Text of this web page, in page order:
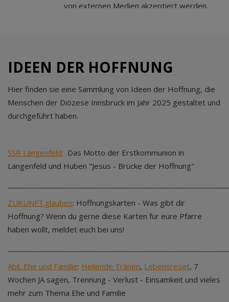
von externen Medien akzeptiert werden,
IDEEN DER HOFFNUNG
Hier finden sie eine Sammlung von Ideen der Hoffnung, die
Menschen der Diözese Innsbruck im Jahr 2025 gestaltet und
durchgeführt haben.
SSR Längenfeld: Das Motto der Erstkommunion in
Längenfeld und Huben "Jesus - Brücke der Hoffnung"
ZUKUNFT.glauben: Hoffnungskarten - Was gibt dir
Hoffnung? Wenn du gerne diese Karten für eure Pfarre
haben wollt, meldet euch bei uns!
Abt. Ehe und Familie: Heilende Tränen, Lebensreset, 7
Wochen JA sagen, Trennung - Verlust - Einsamkeit und vieles
mehr zum Thema Ehe und Familie